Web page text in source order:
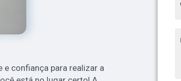
e confiança para realizar a